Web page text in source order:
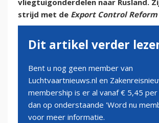
vliegtuigonderdelen naar Rusland.
strijd met de Export Control
Dit artikel verder
Bent u nog geen member van
Luchtvaartnieuws.nl en
membership is er al vanaf € 5,45 per
dan op onderstaande 'Word nu
voor meer informatie.